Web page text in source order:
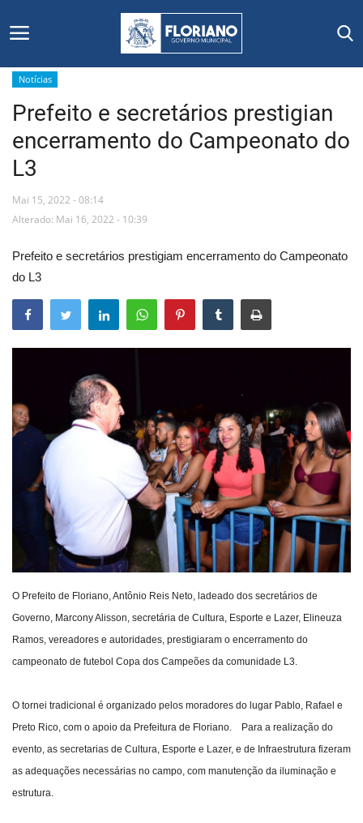
Início
Editais
Floriano
Mural de Licitações
Notícias
Webmail
Contato
Notícias
Prefeito e secretários prestigian
encerramento do Campeonato do
L3
Mai 15, 2022 - 08:14
Alterado: Mai 16, 2022 - 10:39
Prefeito e secretários prestigiam encerramento do Campeonato
do L3
O Prefeito de Floriano, Antônio Reis Neto, ladeado dos secretários de
Governo, Marcony Alisson, secretária de Cultura, Esporte e Lazer, Elineuza
Ramos, vereadores e autoridades, prestigiaram o encerramento do
campeonato de futebol Copa dos Campeões da comunidade L3.
O tornei tradicional é organizado pelos moradores do lugar Pablo, Rafael e
Preto Rico, com o apoio da Prefeitura de Floriano. Para a realização do
evento, as secretarias de Cultura, Esporte e Lazer, e de Infraestrutura fizeram
as adequações necessárias no campo, com manutenção da iluminação e
estrutura.